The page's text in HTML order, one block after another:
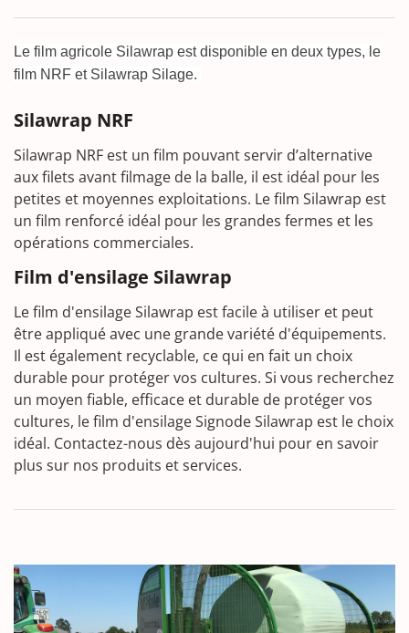
window)
Le film agricole Silawrap est disponible en deux types, le
film NRF et Silawrap Silage.
Silawrap NRF
Silawrap NRF est un film pouvant servir d’alternative
aux filets avant filmage de la balle, il est idéal pour les
petites et moyennes exploitations. Le film Silawrap est
un film renforcé idéal pour les grandes fermes et les
opérations commerciales.
Film d'ensilage Silawrap
Le film d'ensilage Silawrap est facile à utiliser et peut
être appliqué avec une grande variété d'équipements.
Il est également recyclable, ce qui en fait un choix
durable pour protéger vos cultures. Si vous recherchez
un moyen fiable, efficace et durable de protéger vos
cultures, le film d'ensilage Signode Silawrap est le choix
idéal. Contactez-nous dès aujourd'hui pour en savoir
plus sur nos produits et services.